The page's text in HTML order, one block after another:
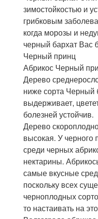
зимостойкостью и
грибковым
когда морозы и
черный бархат Вас
Черный принц
Абрикос Черный
Дерево
ниже сорта Черный
выдерживает,
болезней устойчив.
Дерево
высокая. У
среди черных
нектарины.
самые вкусные
поскольку всех
черноплодных
то настаивать на